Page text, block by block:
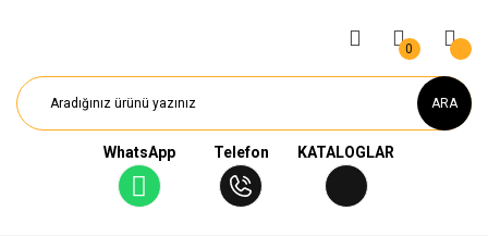
ARA
WhatsApp Telefon KATALOGLAR
0